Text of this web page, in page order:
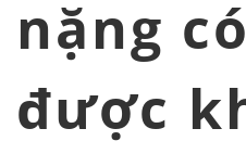
nặng
được